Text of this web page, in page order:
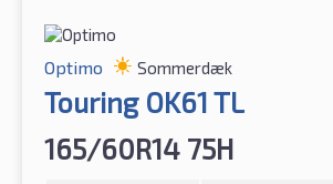
Optimo Sommerdæk
Touring OK61 TL
165/60R14 75H